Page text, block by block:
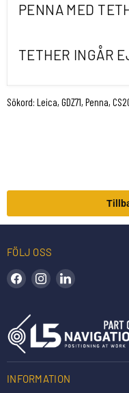
PENNA MED
TETHER INGÅR
Sökord: Leica, GDZ71, Penna,
FÖLJ OSS
Hitta oss på Facebook
Hitta oss på Instagram
INFORMATION